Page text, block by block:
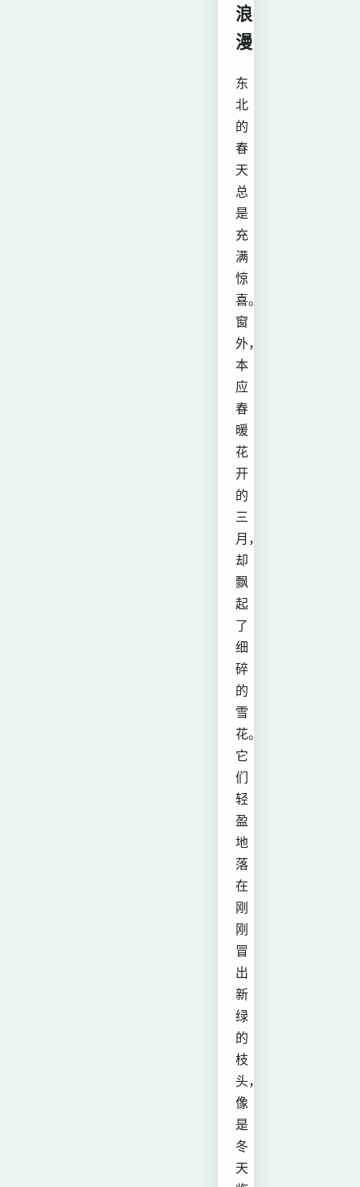
浪
漫
东
北
的
春
天
总
是
充
满
惊
喜。
窗
外，
本
应
春
暖
花
开
的
三
月，
却
飘
起
了
细
碎
的
雪
花。
它
们
轻
盈
地
落
在
刚
刚
冒
出
新
绿
的
枝
头，
像
是
冬
天